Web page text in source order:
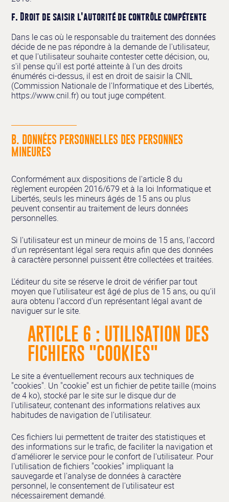
f. Droit de saisir l'autorité de contrôle compétente
Dans le cas où le responsable du traitement des données
décide de ne pas répondre à la demande de l'utilisateur,
et que l'utilisateur souhaite contester cette décision, ou,
s'il pense qu'il est porté atteinte à l'un des droits
énumérés ci-dessus, il est en droit de saisir la CNIL
(Commission Nationale de l'Informatique et des Libertés,
https://www.cnil.fr) ou tout juge compétent.
B. DONNÉES PERSONNELLES DES PERSONNES
MINEURES
Conformément aux dispositions de l'article 8 du
règlement européen 2016/679 et à la loi Informatique et
Libertés, seuls les mineurs âgés de 15 ans ou plus
peuvent consentir au traitement de leurs données
personnelles.
Si l'utilisateur est un mineur de moins de 15 ans, l'accord
d'un représentant légal sera requis afin que des données
à caractère personnel puissent être collectées et traitées.
L'éditeur du site se réserve le droit de vérifier par tout
moyen que l'utilisateur est âgé de plus de 15 ans, ou qu'il
aura obtenu l'accord d'un représentant légal avant de
naviguer sur le site.
ARTICLE 6 : UTILISATION DES
FICHIERS "COOKIES"
Le site a éventuellement recours aux techniques de
"cookies". Un "cookie" est un fichier de petite taille (moins
de 4 ko), stocké par le site sur le disque dur de
l'utilisateur, contenant des informations relatives aux
habitudes de navigation de l'utilisateur.
Ces fichiers lui permettent de traiter des statistiques et
des informations sur le trafic, de faciliter la navigation et
d'améliorer le service pour le confort de l'utilisateur. Pour
l'utilisation de fichiers "cookies" impliquant la
sauvegarde et l'analyse de données à caractère
personnel, le consentement de l'utilisateur est
nécessairement demandé.